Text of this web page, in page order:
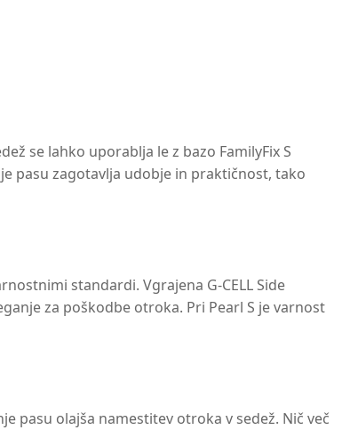
se lahko uporablja le z bazo FamilyFix S
pasu zagotavlja udobje in praktičnost, tako
standardi. Vgrajena G-CELL Side
za poškodbe otroka. Pri Pearl S je varnost
pasu olajša namestitev otroka v sedež. Nič več